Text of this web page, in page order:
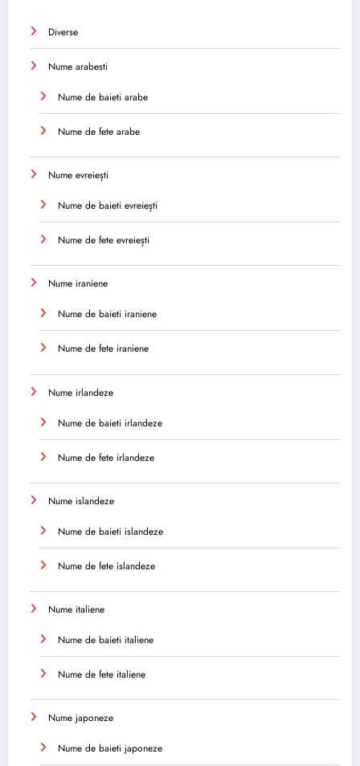
Diverse
Nume arabesti
Nume de baieti arabe
Nume de fete arabe
Nume evreiești
Nume de baieti evreiești
Nume de fete evreiești
Nume iraniene
Nume de baieti iraniene
Nume de fete iraniene
Nume irlandeze
Nume de baieti irlandeze
Nume de fete irlandeze
Nume islandeze
Nume de baieti islandeze
Nume de fete islandeze
Nume italiene
Nume de baieti italiene
Nume de fete italiene
Nume japoneze
Nume de baieti japoneze